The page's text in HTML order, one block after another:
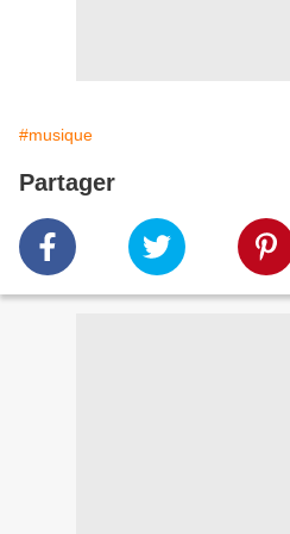
#musique
Partager